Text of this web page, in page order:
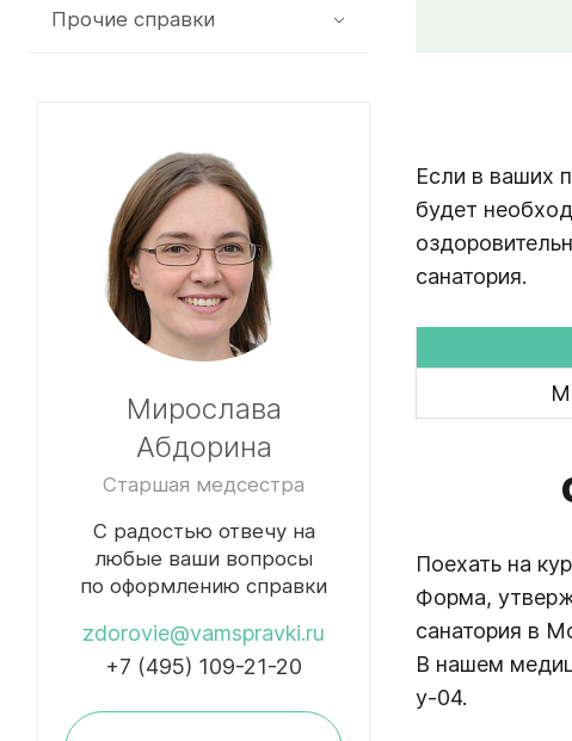
Если в ваших
будет
санатория.
Поехать на
Форма,
санатория в
В нашем
у-04.
Прочие справки
Мирослава
Абдорина
Старшая медсестра
С радостью отвечу на
любые ваши вопросы
по оформлению справки
zdorovie@vamspravki.ru
+7 (495) 109-21-20